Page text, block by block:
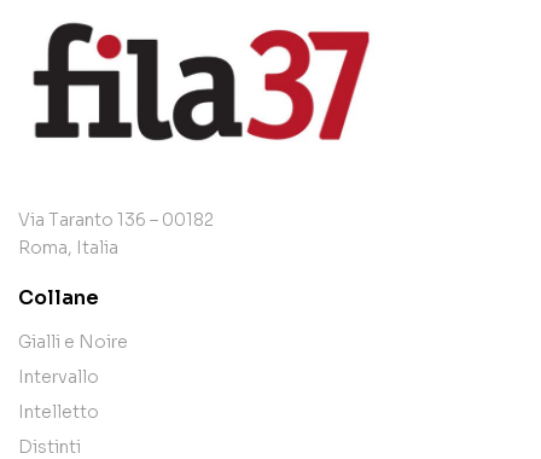
Via Taranto 136 – 00182
Roma, Italia
Collane
Gialli e Noire
Intervallo
Intelletto
Distinti